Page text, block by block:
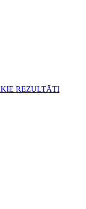
REZULTĀTI